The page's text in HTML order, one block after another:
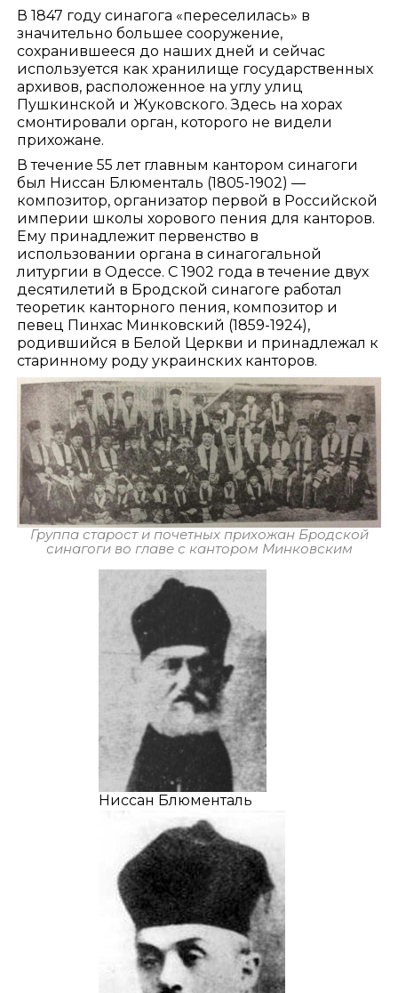
В 1847 году синагога «переселилась» в
значительно большее сооружение,
сохранившееся до наших дней и сейчас
используется как хранилище государственных
архивов, расположенное на углу улиц
Пушкинской и Жуковского. Здесь на хорах
смонтировали орган, которого не видели
прихожане.
В течение 55 лет главным кантором синагоги
был Ниссан Блюменталь (1805-1902) —
композитор, организатор первой в Российской
империи школы хорового пения для канторов.
Ему принадлежит первенство в
использовании органа в синагогальной
литургии в Одессе. С 1902 года в течение двух
десятилетий в Бродской синагоге работал
теоретик канторного пения, композитор и
певец Пинхас Минковский (1859-1924),
родившийся в Белой Церкви и принадлежал к
старинному роду украинских канторов.
Группа старост и почетных прихожан Бродской
синагоги во главе с кантором Минковским
Ниссан Блюменталь